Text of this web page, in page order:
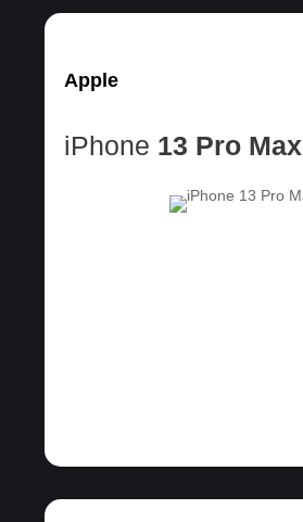
Apple
iPhone 13 Pro Max